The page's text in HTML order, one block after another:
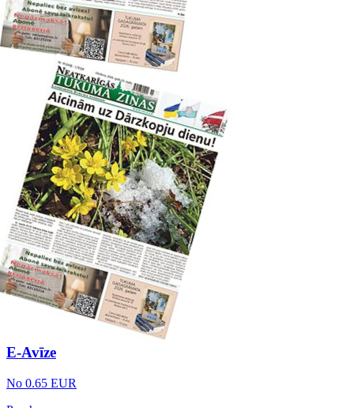
E-Avīze
No 0.65 EUR